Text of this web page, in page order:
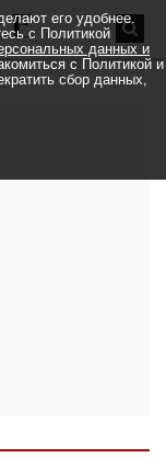
его удобнее.
с Политикой
данных и
с Политикой и
сбор данных,